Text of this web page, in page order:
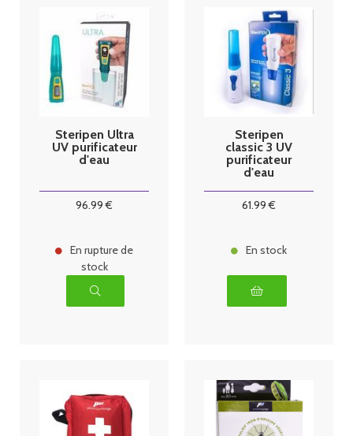
Steripen Ultra
UV purificateur
d'eau
96.99 €
En rupture de
stock
Steripen
classic 3 UV
purificateur
d'eau
61.99 €
En stock